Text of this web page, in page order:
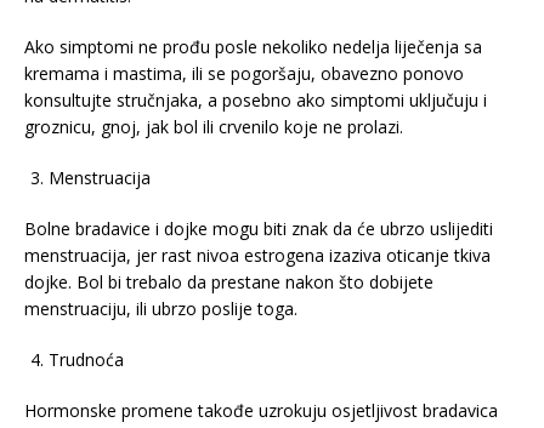
Ako simptomi ne prođu posle nekoliko nedelja liječenja sa
kremama i mastima, ili se pogoršaju, obavezno ponovo
konsultujte stručnjaka, a posebno ako simptomi uključuju i
groznicu, gnoj, jak bol ili crvenilo koje ne prolazi.
Menstruacija
Bolne bradavice i dojke mogu biti znak da će ubrzo uslijediti
menstruacija, jer rast nivoa estrogena izaziva oticanje tkiva
dojke. Bol bi trebalo da prestane nakon što dobijete
menstruaciju, ili ubrzo poslije toga.
Trudnoća
Hormonske promene takođe uzrokuju osjetljivost bradavica